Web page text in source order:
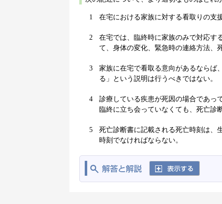
1 在宅における家族に対する看取りの支
2
在宅では、臨終時に家族のみで対応す
て、身体の変化、緊急時の連絡方法、
3
家族に在宅で看取る意向があるならば
る」という説明は行うべきではない。
4
診療している疾患が死因の場合であっ
臨終に立ち会っていなくても、死亡診
5
死亡診断書に記載される死亡時刻は、
時刻でなければならない。